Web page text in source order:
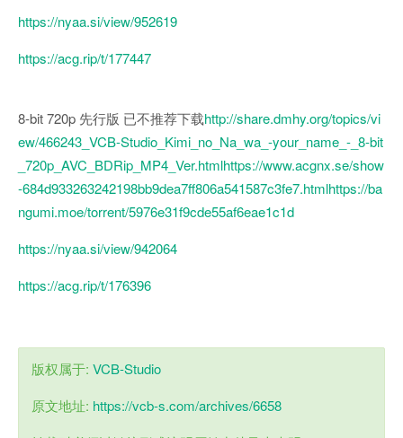
https://nyaa.si/view/952619
https://acg.rip/t/177447
8-bit 720p 先行版 已不推荐下载http://share.dmhy.org/topics/vi
ew/466243_VCB-Studio_Kimi_no_Na_wa_-your_name_-_8-bit
_720p_AVC_BDRip_MP4_Ver.htmlhttps://www.acgnx.se/show
-684d933263242198bb9dea7ff806a541587c3fe7.htmlhttps://ba
ngumi.moe/torrent/5976e31f9cde55af6eae1c1d
https://nyaa.si/view/942064
https://acg.rip/t/176396
版权属于: VCB-Studio
原文地址: https://vcb-s.com/archives/6658